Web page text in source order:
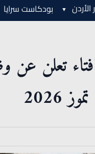
الأردن بودكاست سرايا
تعلن عن